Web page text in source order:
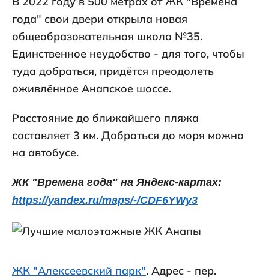
года" свои двери открыла новая
общеобразовательная школа №35.
Единственное неудобство - для того, чтобы
туда добраться, придётся преодолеть
оживлённое Анапское шоссе.
Расстояние до ближайшего пляжа
составляет 3 км. Добраться до моря можно
на автобусе.
ЖК "Времена года" на Яндекс-картах:
https://yandex.ru/maps/-/CDF6YWy3
ЖК "Алексеевский парк". Адрес - пер.